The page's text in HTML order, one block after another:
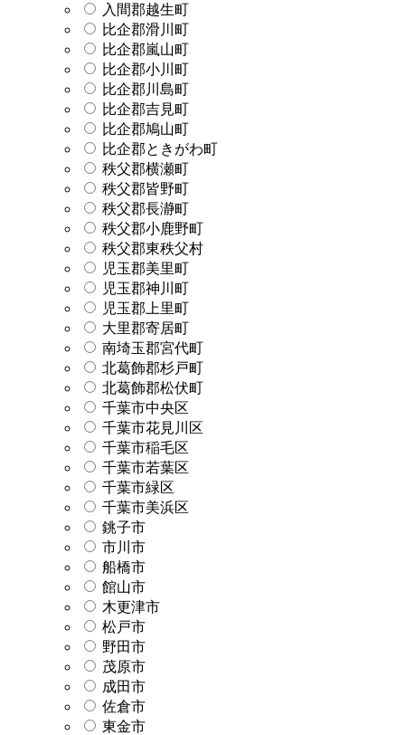
入間郡越生町
比企郡滑川町
比企郡嵐山町
比企郡小川町
比企郡川島町
比企郡吉見町
比企郡鳩山町
比企郡ときがわ町
秩父郡横瀬町
秩父郡皆野町
秩父郡長瀞町
秩父郡小鹿野町
秩父郡東秩父村
児玉郡美里町
児玉郡神川町
児玉郡上里町
大里郡寄居町
南埼玉郡宮代町
北葛飾郡杉戸町
北葛飾郡松伏町
千葉市中央区
千葉市花見川区
千葉市稲毛区
千葉市若葉区
千葉市緑区
千葉市美浜区
銚子市
市川市
船橋市
館山市
木更津市
松戸市
野田市
茂原市
成田市
佐倉市
東金市